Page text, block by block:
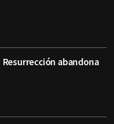
Resurrección abandona